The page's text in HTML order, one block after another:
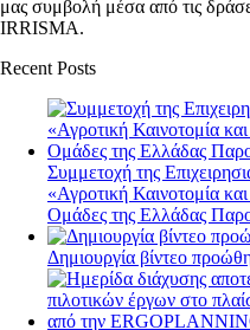
μας συμβολή μέσα από τις
IRRISMA.
Recent Posts
Συμμετοχή της
«Αγροτική Καινοτομία
Ομάδες της Ελλάδας
Δημιουργία βίντεο